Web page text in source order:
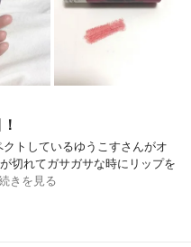
トしているゆうこすさんがオ
切れてガサガサな時にリップを
きを見る